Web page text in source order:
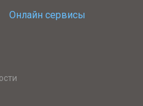
Онлайн сервисы